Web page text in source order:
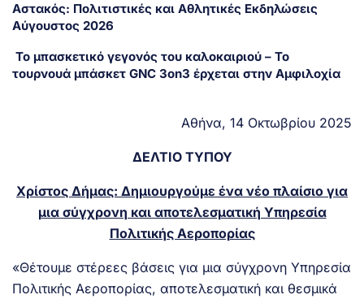
Αστακός: Πολιτιστικές και Αθλητικές Εκδηλώσεις
Αύγουστος 2026
Το μπασκετικό γεγονός του καλοκαιριού – Το
τουρνουά μπάσκετ GNC 3on3 έρχεται στην Αμφιλοχία
Αθήνα, 14 Οκτωβρίου 2025
ΔΕΛΤΙΟ ΤΥΠΟΥ
Χρίστος Δήμας: Δημιουργούμε ένα νέο πλαίσιο για
μια σύγχρονη και αποτελεσματική Υπηρεσία
Πολιτικής Αεροπορίας
«Θέτουμε στέρεες βάσεις για μια σύγχρονη Υπηρεσία
Πολιτικής Αεροπορίας, αποτελεσματική και θεσμικά